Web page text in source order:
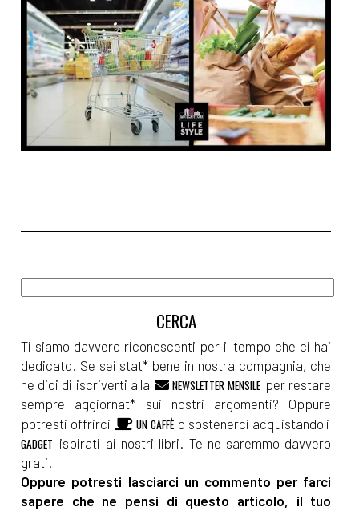
Ti siamo davvero riconoscenti per il tempo che ci hai
dedicato. Se sei stat* bene in nostra compagnia, che
ne dici di iscriverti alla
NEWSLETTER MENSILE per restare
sempre aggiornat* sui nostri argomenti? Oppure
potresti offrirci
UN CAFFÈ o sostenerci acquistando i
GADGET ispirati ai nostri libri. Te ne saremmo davvero
grati!
Oppure potresti lasciarci un commento per farci
sapere che ne pensi di questo articolo, il tuo